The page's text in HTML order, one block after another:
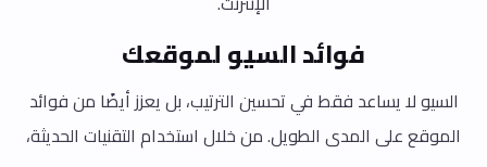
فوائد السيو لموقعك
السيو لا يساعد فقط في تحسين الترتيب، بل يعزز أيضًا من فوائد
الموقع على المدى الطويل. من خلال استخدام التقنيات الحديثة،